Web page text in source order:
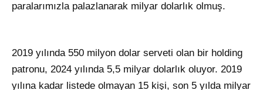
paralarımızla palazlanarak milyar dolarlık olmuş.
2019 yılında 550 milyon dolar serveti olan bir holding
patronu, 2024 yılında 5,5 milyar dolarlık oluyor. 2019
yılına kadar listede olmayan 15 kişi, son 5 yılda milyar